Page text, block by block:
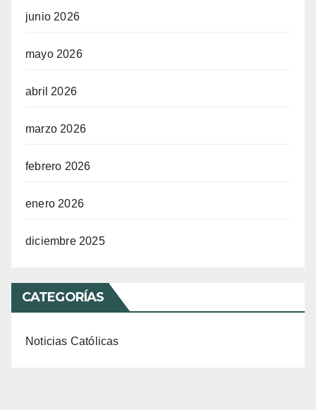
junio 2026
mayo 2026
abril 2026
marzo 2026
febrero 2026
enero 2026
diciembre 2025
CATEGORÍAS
Noticias Católicas